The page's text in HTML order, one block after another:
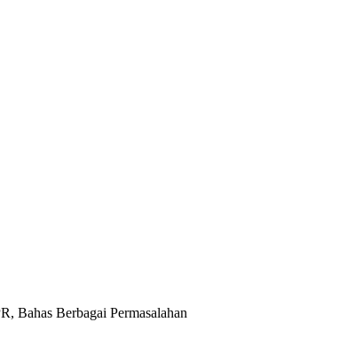
Bahas Berbagai Permasalahan